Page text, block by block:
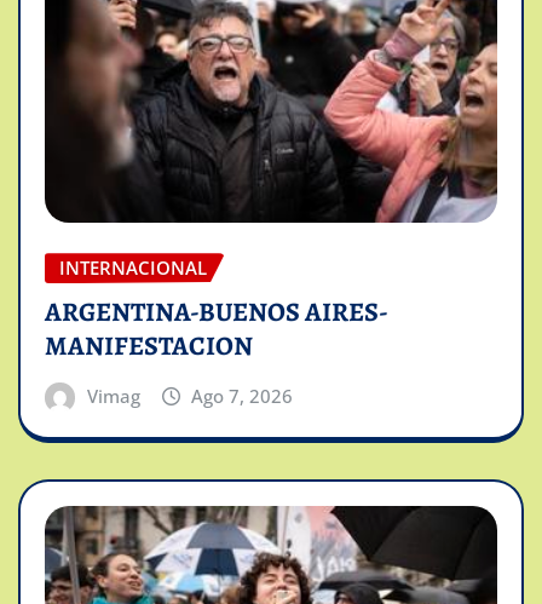
INTERNACIONAL
ARGENTINA-BUENOS AIRES-
MANIFESTACION
Vimag Ago 7, 2026